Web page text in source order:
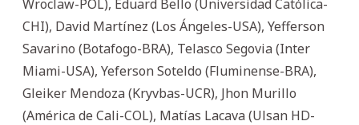
Wroclaw-POL), Eduard Bello (Universidad Católica-
CHI), David Martínez (Los Ángeles-USA), Yefferson
Savarino (Botafogo-BRA), Telasco Segovia (Inter
Miami-USA), Yeferson Soteldo (Fluminense-BRA),
Gleiker Mendoza (Kryvbas-UCR), Jhon Murillo
(América de Cali-COL), Matías Lacava (Ulsan HD-